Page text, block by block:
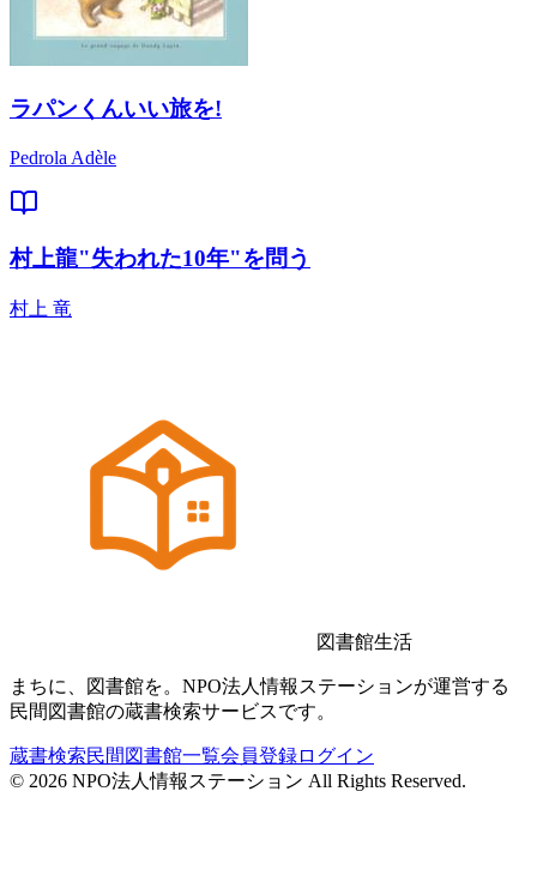
ラパンくんいい旅を!
Pedrola Adèle
村上龍"失われた10年"を問う
村上 竜
図書館生活
まちに、図書館を。NPO法人情報ステーションが運営する
民間図書館の蔵書検索サービスです。
蔵書検索民間図書館一覧会員登録ログイン
© 2026 NPO法人情報ステーション All Rights Reserved.